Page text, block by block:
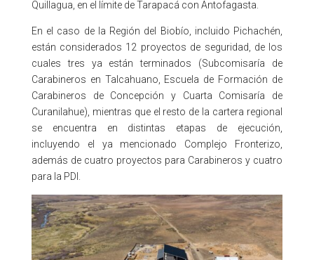
Quillagua, en el límite de Tarapacá con Antofagasta.
En el caso de la Región del Biobío, incluido Pichachén,
están considerados 12 proyectos de seguridad, de los
cuales tres ya están terminados (Subcomisaría de
Carabineros en Talcahuano, Escuela de Formación de
Carabineros de Concepción y Cuarta Comisaría de
Curanilahue), mientras que el resto de la cartera regional
se encuentra en distintas etapas de ejecución,
incluyendo el ya mencionado Complejo Fronterizo,
además de cuatro proyectos para Carabineros y cuatro
para la PDI.